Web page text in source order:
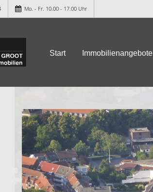
Mo. - Fr. 10.00 - 17.00 Uhr
Start Immobilienangebote